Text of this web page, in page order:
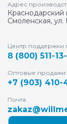
Адрес
Краснодарский
Смоленская, ул.
Центр поддержки
8 (800) 511-
Оптовые продажи:
+7 (903) 410-
Почта: